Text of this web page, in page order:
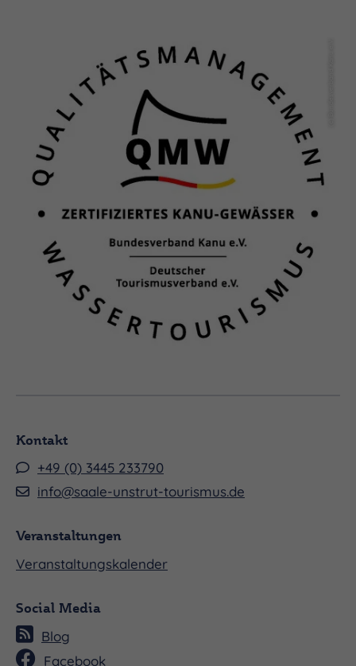
Kontakt
+49 (0) 3445 233790
info@saale-unstrut-tourismus.de
Veranstaltungen
Veranstaltungskalender
Social Media
Blog
Facebook